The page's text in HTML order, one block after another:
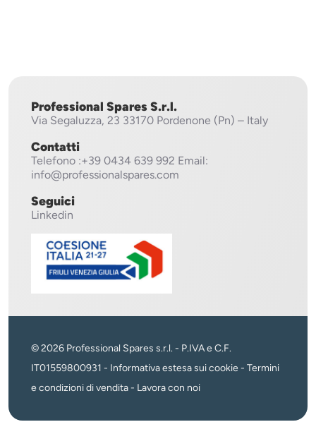
Professional Spares S.r.l.
Via Segaluzza, 23 33170 Pordenone (Pn) – Italy
Contatti
Telefono :+39 0434 639 992 Email:
info@professionalspares.com
Seguici
Linkedin
© 2026 Professional Spares s.r.l. - P.IVA e C.F.
IT01559800931 - Informativa estesa sui cookie - Termini
e condizioni di vendita- Lavora con noi